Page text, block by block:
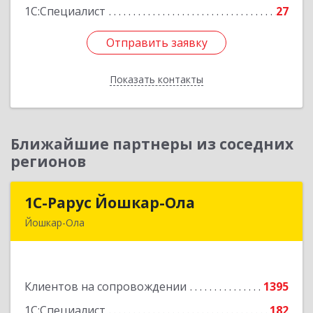
1С:Специалист
27
Отправить заявку
Показать контакты
Подробнее
Отправить заявку
Назад
Ближайшие партнеры из соседних
регионов
1С-Рарус Йошкар-Ола
Йошкар-Ола
Клиентов на сопровождении
1395
1С-Рарус Йошкар-Ола
Подробнее